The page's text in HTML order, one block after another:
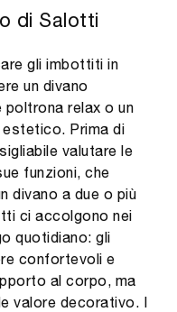
di Salotti
gli imbottiti in
un divano
relax o un
Prima di
valutare le
funzioni, che
divano a due o più
ci accolgono nei
quotidiano: gli
confortevoli e
al corpo, ma
valore decorativo. I